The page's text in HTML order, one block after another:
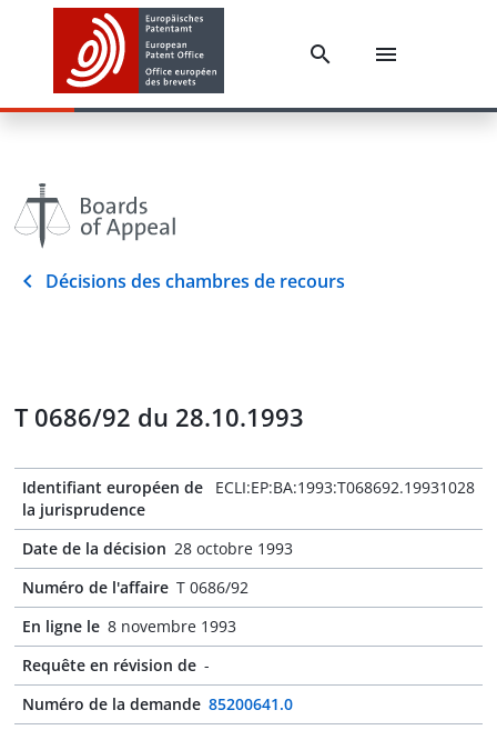
Décisions des chambres de recours
T 0686/92 du 28.10.1993
Identifiant européen de
la jurisprudence
ECLI:EP:BA:1993:T068692.19931028
Date de la décision 28 octobre 1993
Numéro de l'affaire T 0686/92
En ligne le 8 novembre 1993
Requête en révision de -
Numéro de la demande 85200641.0